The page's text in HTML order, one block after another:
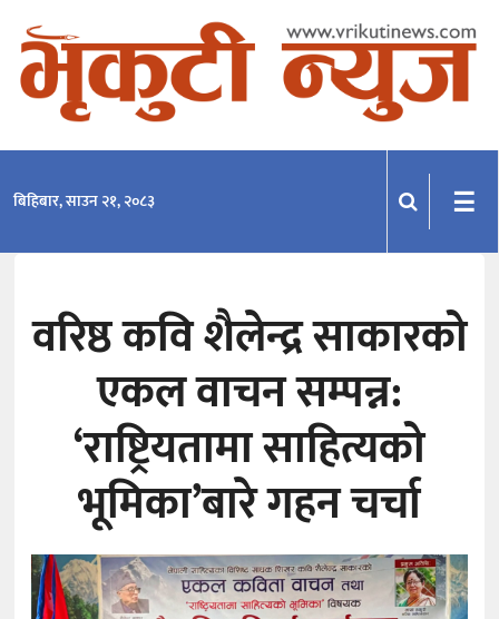
समाचार
अन्तराष्ट्रिय
अन्तर्वार्ता
विचार
बिहिबार, साउन २१, २०८३ ☰
वरिष्ठ कवि शैलेन्द्र साकारको
एकल वाचन सम्पन्न:
‘राष्ट्रियतामा साहित्यको
भूमिका’बारे गहन चर्चा